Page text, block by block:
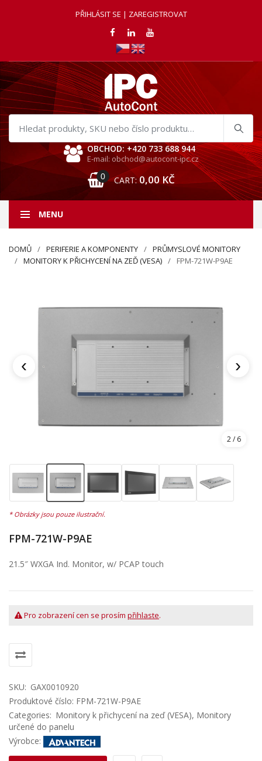
PŘIHLÁSIT SE | ZAREGISTROVAT
Hledat
produkty
OBCHOD: +420 733 688 944
E-mail: obchod@autocont-ipc.cz
0 CART: 0,00 KČ
MENU
DOMŮ PERIFERIE A KOMPONENTY
PRŮMYSLOVÉ MONITORY
MONITORY K PŘICHYCENÍ NA ZEĎ (VESA)
FPM-721W-P9AE
‹ ›
2/ 6
FPM-721W-P9AE
21.5″ WXGA Ind. Monitor, w/ PCAP touch
Pro zobrazení cen se prosím přihlaste.
SKU: GAX0010920
Produktové číslo: FPM-721W-P9AE
Categories: Monitory k přichycení na zeď (VESA), Monitory
určené do panelu
Výrobce: